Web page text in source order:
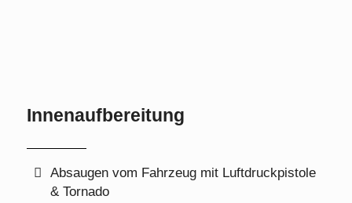
Innenaufbereitung
Absaugen vom Fahrzeug mit Luftdruckpistole
& Tornado